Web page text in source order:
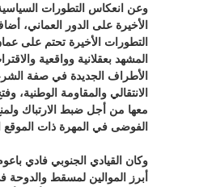
وعن انعكاس التطورات
الأخيرة على الدور العماني،
التطورات الأخيرة تحتم على
المشهد بعقلانية وواقعية
الأطراف الجديدة في صفة
الانتقالي والمقاومة الوطنية،
معها من أجل ضبط الارتباك
الفوضى في المهرة ذات
وكان القيادي الجنوبي فادي
أبرز الموالين لمسقط والدوحة